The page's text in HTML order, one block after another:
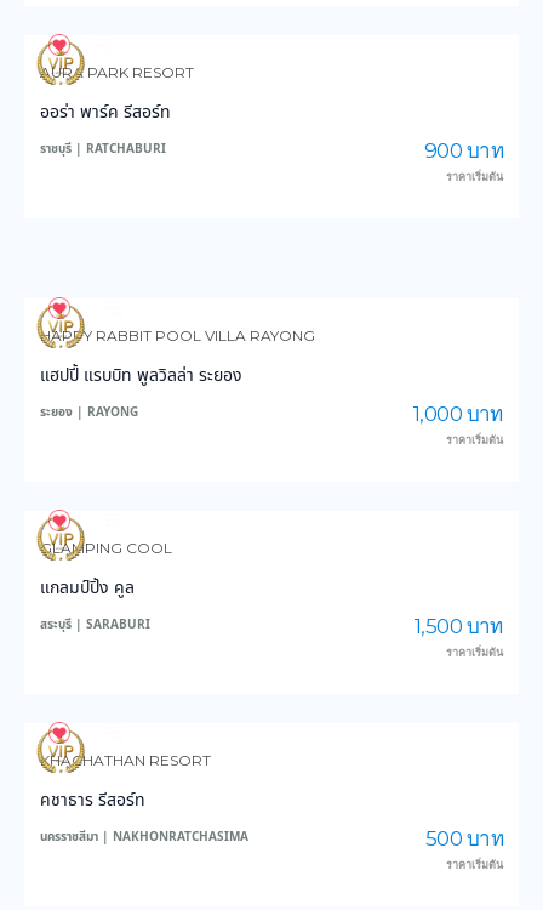
9
AURA PARK RESORT
ออร่า พาร์ค รีสอร์ท
ราชบุรี | RATCHABURI 900 บาท
ราคาเริ่มต้น
13
HAPPY RABBIT POOL VILLA RAYONG
แฮปปี้ แรบบิท พูลวิลล่า ระยอง
ระยอง | RAYONG 1,000 บาท
ราคาเริ่มต้น
40
GLAMPING COOL
แกลมป์ปิ้ง คูล
สระบุรี | SARABURI 1,500 บาท
ราคาเริ่มต้น
63
KHACHATHAN RESORT
คชาธาร รีสอร์ท
นครราชสีมา | NAKHONRATCHASIMA 500 บาท
ราคาเริ่มต้น